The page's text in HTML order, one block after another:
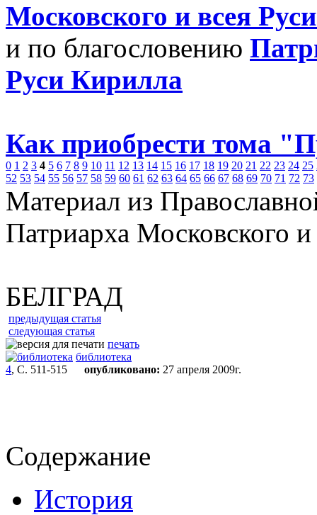
Московского и всея
и по благословению
Руси Кирилла
Как приобрести тома
0 1 2 3 4 5 6 7 8 9 10 11 12 13 14 15 16 17 18 19 20 21 22 23 24 25
52 53 54 55 56 57 58 59 60 61 62 63 64 65 66 67 68 69 70 71 72 73
Материал из
Патриарха Московского
БЕЛГРАД
предыдущая статья
следующая статья
печать
библиотека
4, С. 511-515 опубликовано: 27 апреля 2009г.
Содержание
История